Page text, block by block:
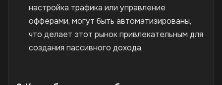
настройка трафика или управление
офферами, могут быть автоматизированы,
что делает этот рынок привлекательным для
создания пассивного дохода.